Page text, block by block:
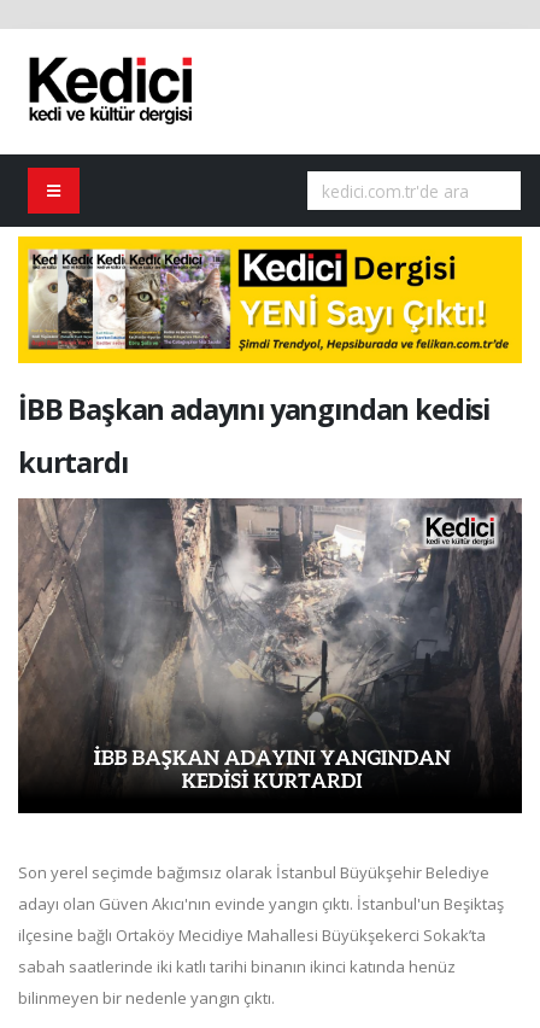
İBB Başkan adayını yangından kedisi
kurtardı
Son yerel seçimde bağımsız olarak İstanbul Büyükşehir Belediye
adayı olan Güven Akıcı'nın evinde yangın çıktı. İstanbul'un Beşiktaş
ilçesine bağlı Ortaköy Mecidiye Mahallesi Büyükşekerci Sokak’ta
sabah saatlerinde iki katlı tarihi binanın ikinci katında henüz
bilinmeyen bir nedenle yangın çıktı.